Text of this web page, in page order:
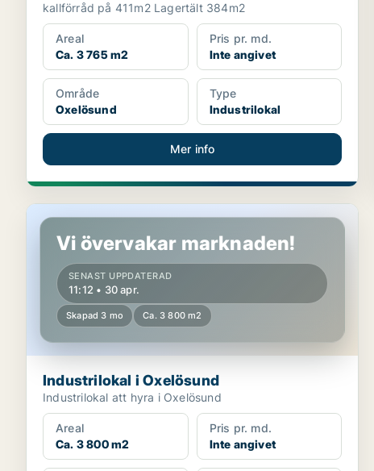
kallförråd på 411m2 Lagertält 384m2
Areal
Ca. 3 765 m2
Pris pr. md.
Inte angivet
Område
Oxelösund
Type
Industrilokal
Mer info
Industrilokal i Oxelösund
Vi övervakar marknaden!
SENAST UPPDATERAD
11:12 • 30 apr.
Skapad 3 mo Ca. 3 800 m2
Industrilokal i Oxelösund
Industrilokal att hyra i Oxelösund
Areal
Ca. 3 800 m2
Pris pr. md.
Inte angivet